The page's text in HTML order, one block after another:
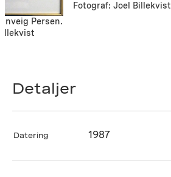
Persen.
Fotograf: Joel Billekvist
Detaljer
Datering 1987